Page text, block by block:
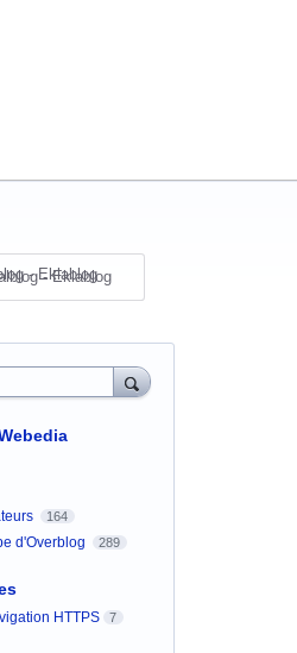
- Eklablog
164
d'Overblog 289
HTTPS 7